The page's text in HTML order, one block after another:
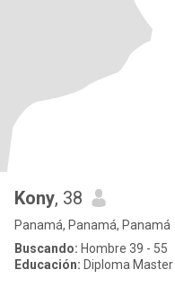
Kony, 38
Panamá, Panamá, Panamá
Buscando: Hombre 39 - 55
Educación: Diploma Master